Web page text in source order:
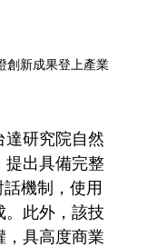
創新成果登上產業
達研究院自然
提出具備完整
機制，使用
。此外，該技
，具高度商業